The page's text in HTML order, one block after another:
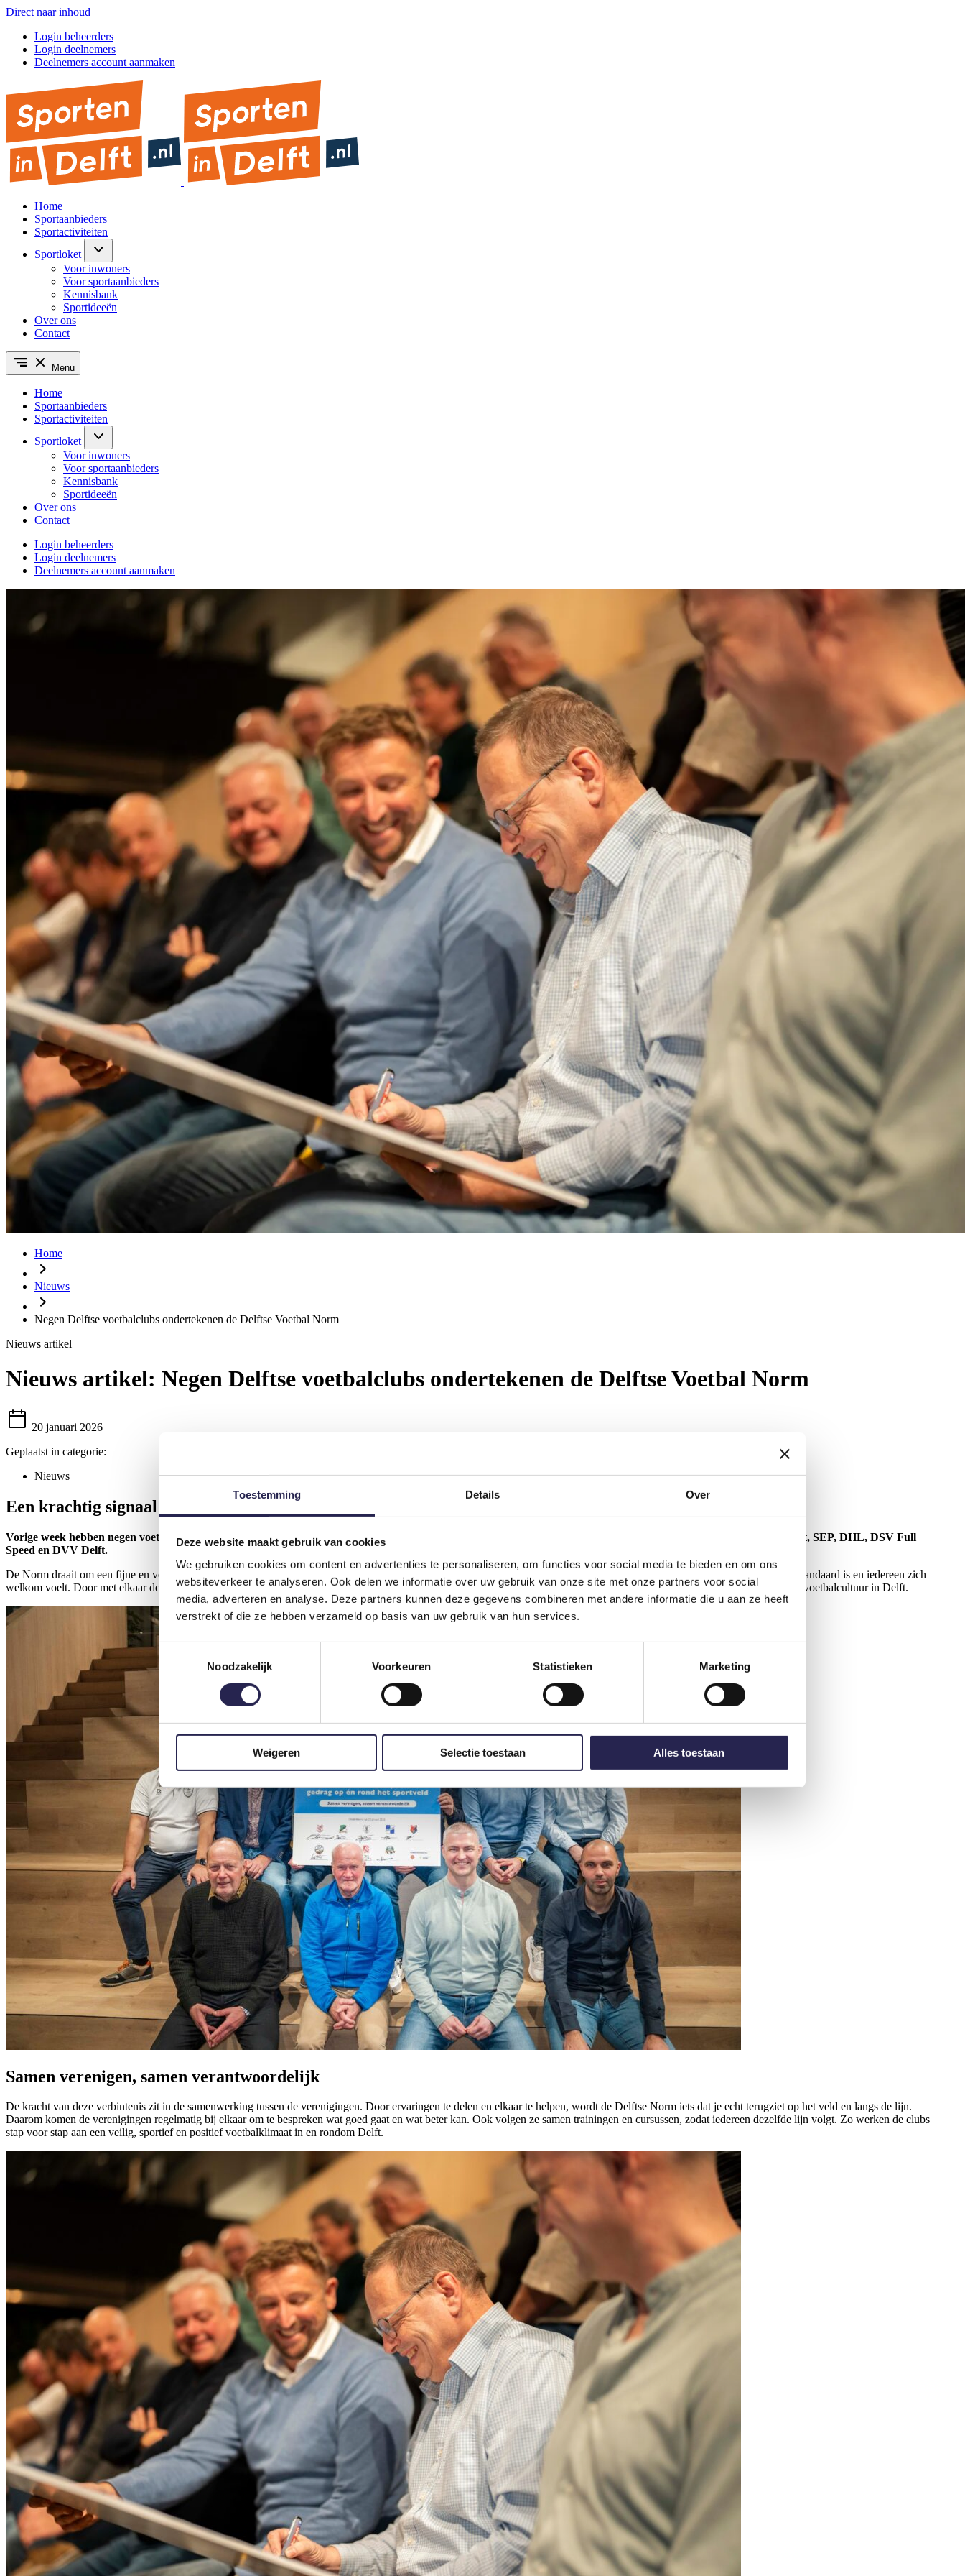
Toestemming Details Over
Deze website maakt gebruik van cookies
We gebruiken cookies om content en advertenties te personaliseren, om functies voor social media te bieden en om ons
websiteverkeer te analyseren. Ook delen we informatie over uw gebruik van onze site met onze partners voor social
media, adverteren en analyse. Deze partners kunnen deze gegevens combineren met andere informatie die u aan ze heeft
verstrekt of die ze hebben verzameld op basis van uw gebruik van hun services.
Noodzakelijk
Voorkeuren Statistieken Marketing
Weigeren Selectie toestaan Alles toestaan
Direct naar inhoud
Login beheerders
Login deelnemers
Deelnemers account aanmaken
Home
Sportaanbieders
Sportactiviteiten
Sportloket
Voor inwoners
Voor sportaanbieders
Kennisbank
Sportideeën
Over ons
Contact
Menu
Home
Sportaanbieders
Sportactiviteiten
Sportloket
Voor inwoners
Voor sportaanbieders
Kennisbank
Sportideeën
Over ons
Contact
Login beheerders
Login deelnemers
Deelnemers account aanmaken
Home
Nieuws
Negen Delftse voetbalclubs ondertekenen de Delftse Voetbal Norm
Nieuws artikel
Nieuws artikel: Negen Delftse voetbalclubs ondertekenen de Delftse Voetbal Norm
20 januari 2026
Geplaatst in categorie:
Nieuws
Een krachtig signaal vanuit het Delftse amateurvoetbal
Vorige week hebben negen voetbalverenigingen de ‘Delftse Voetbal Norm’ ondertekend in SBG campus: sv Den Hoorn, DHC, Concordia, sv Wippolder, Vitesse Delft, SEP, DHL, DSV Full
Speed en DVV Delft.
De Norm draait om een fijne en veilige sportomgeving, waarin spelers, trainers, vrijwilligers, supporters en scheidsrechters met respect met elkaar omgaan. Waar sportiviteit de standaard is en iedereen zich
welkom voelt. Door met elkaar dezelfde verwachtingen uit te spreken en elkaar daarin te steunen, zetten de verenigingen een mooie stap richting een positieve en sociaal veilige voetbalcultuur in Delft.
Samen verenigen, samen verantwoordelijk
De kracht van deze verbintenis zit in de samenwerking tussen de verenigingen. Door ervaringen te delen en elkaar te helpen, wordt de Delftse Norm iets dat je echt terugziet op het veld en langs de lijn.
Daarom komen de verenigingen regelmatig bij elkaar om te bespreken wat goed gaat en wat beter kan. Ook volgen ze samen trainingen en cursussen, zodat iedereen dezelfde lijn volgt. Zo werken de clubs
stap voor stap aan een veilig, sportief en positief voetbalklimaat in en rondom Delft.